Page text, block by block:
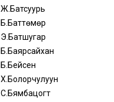
Ж.Батсуурь
Б.Баттөмөр
Э.Батшугар
Б.Баярсайхан
Б.Бейсен
Х.Болорчулуун
С.Бямбацогт